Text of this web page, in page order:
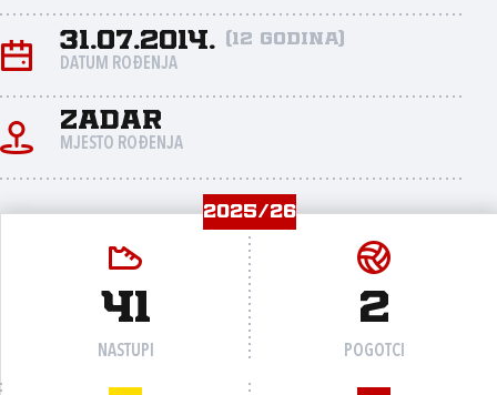
31.07.2014. (12 godina)
DATUM ROĐENJA
Zadar
MJESTO ROĐENJA
2025/26
41
NASTUPI
2
POGOTCI